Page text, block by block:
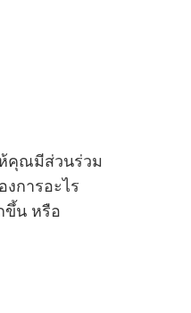
คุณมีส่วนร่วม
การอะไร
ขึ้น หรือ